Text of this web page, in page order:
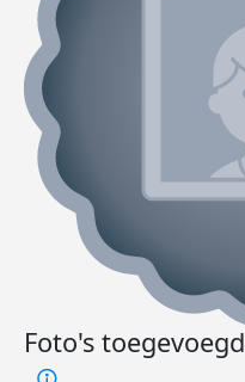
Foto's toegevoegd